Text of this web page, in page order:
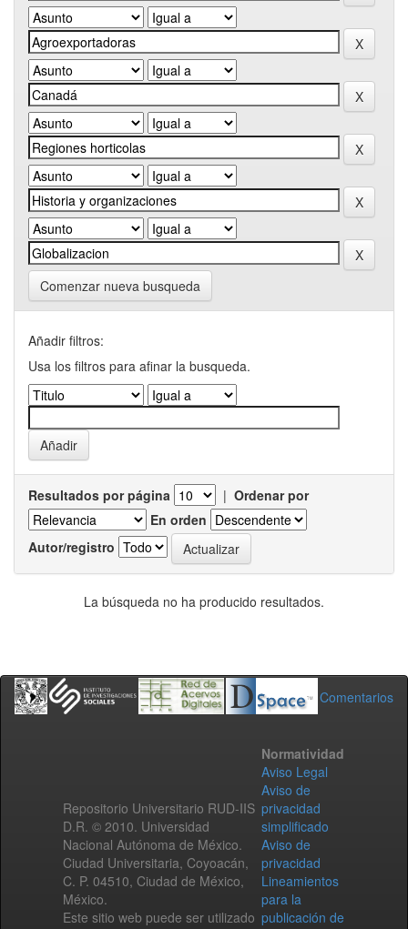
Comenzar nueva busqueda
Añadir filtros:
Usa los filtros para afinar la busqueda.
Resultados por página | Ordenar por
En orden
Autor/registro
La búsqueda no ha producido resultados.
Comentarios
Repositorio Universitario RUD-IIS
D.R. © 2010. Universidad
Nacional Autónoma de México.
Ciudad Universitaria, Coyoacán,
C. P. 04510, Ciudad de México,
México.
Este sitio web puede ser utilizado
Normatividad
Aviso Legal
Aviso de
privacidad
simplificado
Aviso de
privacidad
Lineamientos
para la
publicación de